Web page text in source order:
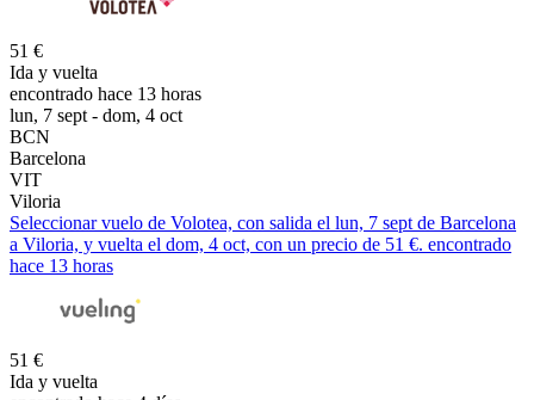
51 €
Ida y vuelta
encontrado hace 13 horas
lun, 7 sept - dom, 4 oct
BCN
Barcelona
VIT
Viloria
Seleccionar vuelo de Volotea, con salida el lun, 7 sept de Barcelona
a Viloria, y vuelta el dom, 4 oct, con un precio de 51 €. encontrado
hace 13 horas
51 €
Ida y vuelta